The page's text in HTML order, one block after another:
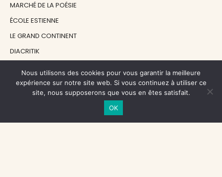
MARCHÉ DE LA POÉSIE
ÉCOLE ESTIENNE
LE GRAND CONTINENT
DIACRITIK
NOS SOUTIENS
CENTRE NATIONAL DU LIVRE
Nous utilisons des cookies pour vous garantir la meilleure
expérience sur notre site web. Si vous continuez à utiliser ce
site, nous supposerons que vous en êtes satisfait.
OK